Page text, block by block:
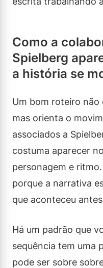
Como a
Spielberg
a história se
Um bom roteiro
mas orienta o
associados a
costuma aparecer
personagem e
porque a narrativa
que aconteceu
Há um padrão que
sequência tem uma
pode ser sobre